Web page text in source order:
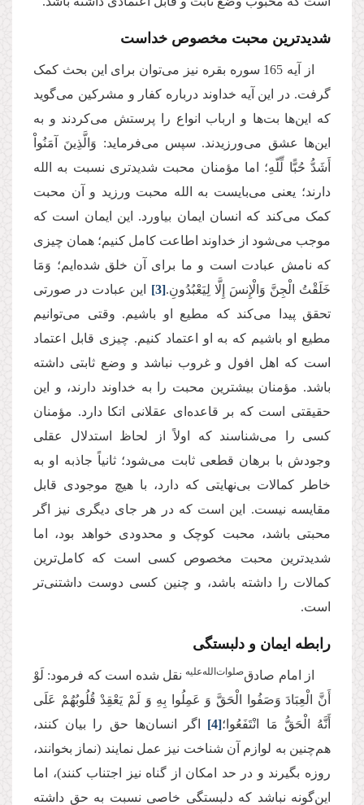
شدیدترین محبت مخصوص خداست
از آیه‌ 165 سوره بقره نیز می‌توان برای این بحث کمک
گرفت. در این آیه خداوند درباره کفار و مشرکین می‌گوید
که این‌ها بت‌ها و ارباب انواع را پرستش می‌کردند و به
این‌ها عشق می‌ورزیدند. سپس می‌فرماید: وَالَّذِینَ آمَنُواْ
أَشَدُّ حُبًّا لِّلّهِ؛ اما مؤمنان محبت شدیدتری نسبت به الله
دارند؛ یعنی می‌بایست به الله محبت ورزید و آن محبت
کمک می‌کند ‌که انسان ایمان بیاورد. این ایمان است که
موجب می‌شود از خداوند اطاعت کامل کنیم؛ همان چیزی
که نامش عبادت است و ما برای آن خلق شده‌ایم؛ وَمَا
خَلَقْتُ الْجِنَّ وَالْإِنسَ إِلَّا لِیَعْبُدُونِ.[3] این عبادت در صورتی
تحقق پیدا می‌کند که مطیع او باشیم. وقتی می‌توانیم
مطیع او باشیم که به او اعتماد کنیم. چیزی قابل اعتماد
است که اهل افول و غروب نباشد و وضع ثابتی داشته
باشد. مؤمنان بیشترین محبت را به خداوند دارند، و این
حقیقتی است که بر قاعده‌ای عقلانی اتکا دارد. مؤمنان
کسی را می‌شناسند که اولاً از لحاظ استدلال عقلی
وجودش با برهان قطعی ثابت می‌شود؛ ثانیاً جاذبه او به
خاطر کمالات بی‌نهایتی که دارد، با هیچ موجودی قابل
مقایسه نیست. این است که در هر جای دیگری نیز اگر
محبتی باشد، محبت کوچک و محدودی خواهد بود، اما
شدیدترین محبت مخصوص کسی است که کامل‌ترین
کمالات را داشته باشد، و چنین کسی دوست داشتنی‌تر
است.
رابطه ایمان و دلبستگی
از امام صادق‌صلوات‌الله‌علیه نقل شده است که فرمود: لَوْ
أَنَّ الْعِبَادَ وَصَفُوا الْحَقَّ وَ عَمِلُوا بِهِ وَ لَمْ یَعْقِدْ قُلُوبُهُمْ عَلَى
أَنَّهُ الْحَقُّ مَا انْتَفَعُوا؛[4] اگر انسان‌ها حق را بیان کنند،
هم‌چنین به لوازم آن شناخت نیز عمل نمایند (نماز بخوانند،
روزه بگیرند و در حد امکان از گناه نیز اجتناب کنند)، اما
این‌گونه نباشد که دلبستگی خاصی نسبت به حق داشته